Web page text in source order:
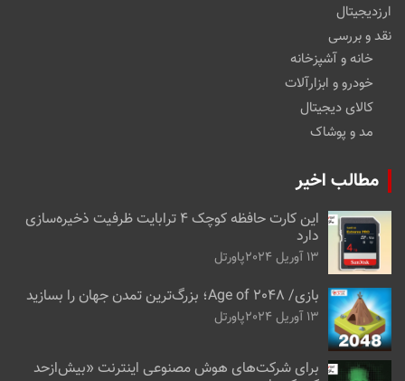
ارزدیجیتال
نقد و بررسی
خانه و آشپزخانه
خودرو و ابزارآلات
کالای دیجیتال
مد و پوشاک
مطالب اخیر
این کارت حافظه کوچک ۴ ترابایت ظرفیت ذخیره‌سازی
دارد
13 آوریل 2024 پاورتل
بازی/ Age of 2048؛ بزرگ‌ترین تمدن جهان را بسازید
13 آوریل 2024 پاورتل
برای شرکت‌های هوش مصنوعی اینترنت «بیش‌از‌حد